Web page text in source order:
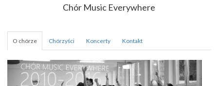
Chór Music Everywhere
O chórze Chórzyści Koncerty Kontakt